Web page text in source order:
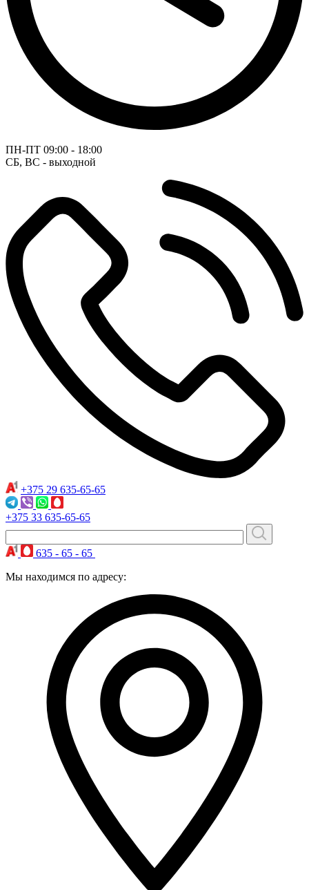
ПН-ПТ 09:00 - 18:00
СБ, ВС - выходной
+375 29 635-65-65
+375 33 635-65-65
635 - 65 - 65
Мы находимся по адресу: